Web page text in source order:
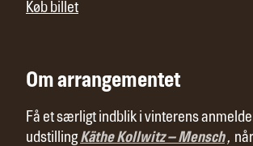
Køb billet
Om arrangementet
Få et særligt indblik i vinterens
udstilling Käthe Kollwitz – Mensch,